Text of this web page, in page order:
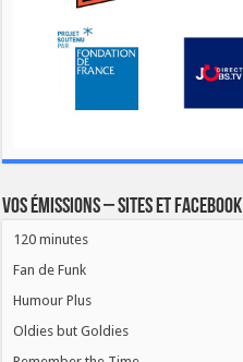
Vos émissions – Sites et Facebook
120 minutes
Fan de Funk
Humour Plus
Oldies but Goldies